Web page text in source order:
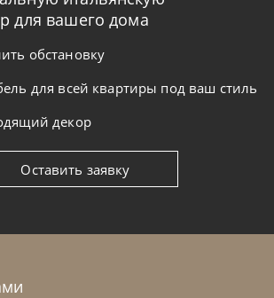
для вашего дома
обстановку
для всей квартиры под ваш стиль
декор
Оставить заявку